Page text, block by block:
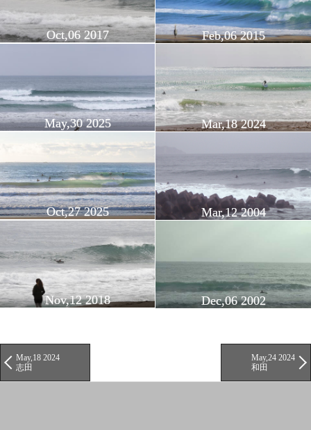
Oct,06 2017 Feb,06 2015
May,30 2025 Mar,18 2024
Oct,27 2025 Mar,12 2004
Nov,12 2018 Dec,06 2002
May,18 2024
志田
May,24 2024
和田